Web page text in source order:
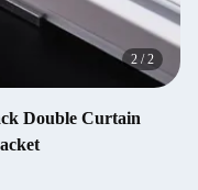
2 /2
Double Curtain